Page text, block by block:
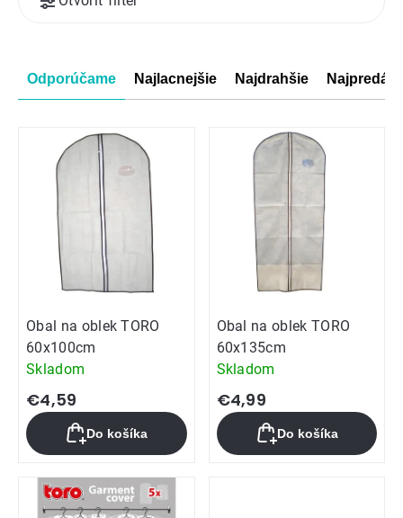
Radenie
produktov
Odporúčame Najlacnejšie Najdrahšie
Obal na oblek TORO
60x100cm
Skladom
€4,59
Do košíka
Obal na oblek TORO
60x135cm
Skladom
€4,99
Do košíka